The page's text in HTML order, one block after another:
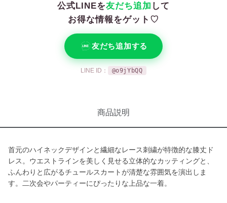
公式LINEを友だち追加 して
お得な情報をゲット♡
友だち追加する
LINE ID： @o9jYbQQ
商品説明
首元のハイネックデザインと繊細なレース刺繍が特徴的な膝丈ド
レス。ウエストラインを美しく見せる立体的なカッティングと、
ふんわりと広がるチュールスカートが清楚な雰囲気を演出しま
す。二次会やパーティーにぴったりな上品な一着。